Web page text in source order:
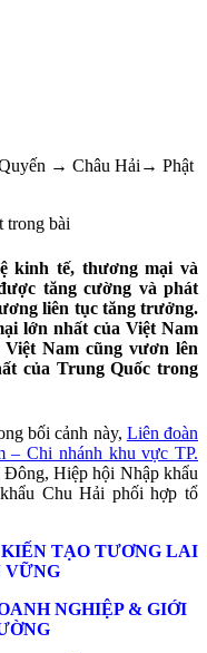
→ Châu Hải→ Phật
trong bài
kinh tế, thương mại và
tăng cường và phát
liên tục tăng trưởng.
lớn nhất của Việt Nam
Nam cũng vươn lên
của Trung Quốc trong
bối cảnh này, Liên đoàn
– Chi nhánh khu vực TP.
Hiệp hội Nhập khẩu
Chu Hải phối hợp tổ
TẠO TƯƠNG LAI
VỮNG
NGHIỆP & GIỚI